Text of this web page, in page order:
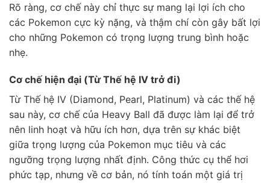
Rõ ràng, cơ chế này chỉ thực sự mang lại lợi ích cho
các Pokemon cực kỳ nặng, và thậm chí còn gây bất lợi
cho những Pokemon có trọng lượng trung bình hoặc
nhẹ.
Cơ chế hiện đại (Từ Thế hệ IV trở đi)
Từ Thế hệ IV (Diamond, Pearl, Platinum) và các thế hệ
sau này, cơ chế của Heavy Ball đã được làm lại để trở
nên linh hoạt và hữu ích hơn, dựa trên sự khác biệt
giữa trọng lượng của Pokemon mục tiêu và các
ngưỡng trọng lượng nhất định. Công thức cụ thể hơi
phức tạp, nhưng về cơ bản, nó tính toán một giá trị